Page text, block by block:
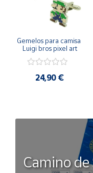
Gemelos para camisa
Luigi bros pixel art
24,90 €
Camino